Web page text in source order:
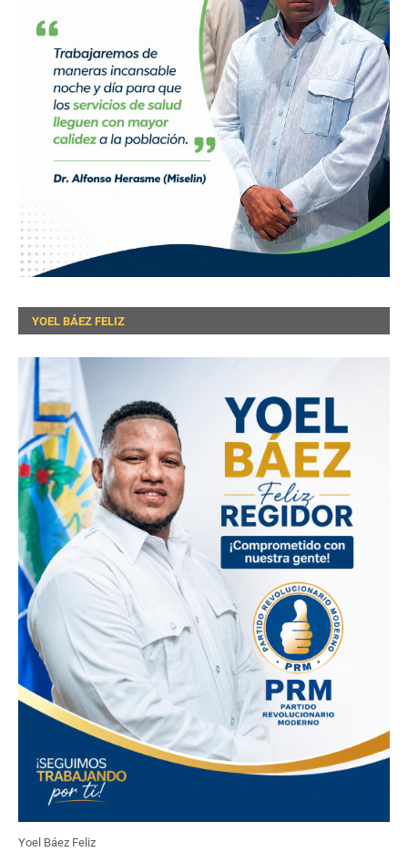
YOEL BÁEZ FELIZ
Yoel Báez Feliz